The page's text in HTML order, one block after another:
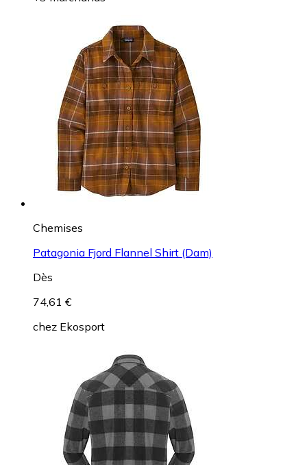
Chemises
Patagonia Fjord Flannel Shirt (Dam)
Dès
74,61 €
chez Ekosport